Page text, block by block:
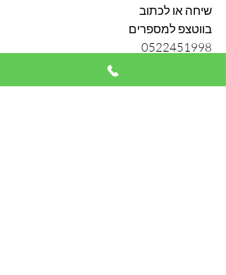
שיחה או לכתוב
בווטצפ למספרים
0522451998
089257557